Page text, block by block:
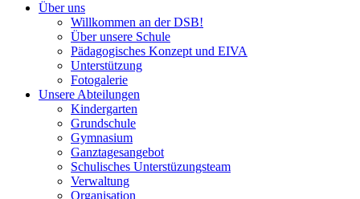
Über uns
Willkommen an der DSB!
Über unsere Schule
Pädagogisches Konzept und EIVA
Unterstützung
Fotogalerie
Unsere Abteilungen
Kindergarten
Grundschule
Gymnasium
Ganztagesangebot
Schulisches Unterstüzungsteam
Verwaltung
Organisation